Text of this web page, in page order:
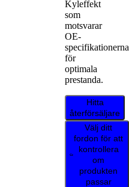
Kyleffekt
som
motsvarar
OE-
specifikationerna
för
optimala
prestanda.
Hitta
återförsäljare
Välj ditt
fordon för att
kontrollera
om
produkten
passar